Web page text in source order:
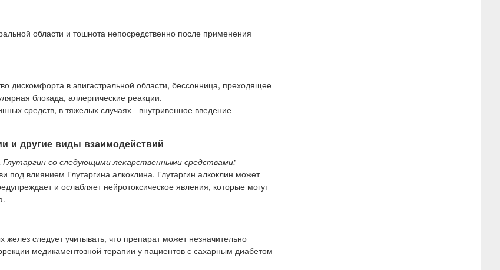
области и тошнота непосредственно после применения
дискомфорта в эпигастральной области, бессонница, преходящее
блокада, аллергические реакции.
средств, в тяжелых случаях - внутривенное введение
и другие виды взаимодействий
со следующими лекарственными средствами:
влиянием Глутаргина алкоклина. Глутаргин алкоклин может
и ослабляет нейротоксическое явления, которые могут
следует учитывать, что препарат может незначительно
медикаментозной терапии у пациентов с сахарным диабетом